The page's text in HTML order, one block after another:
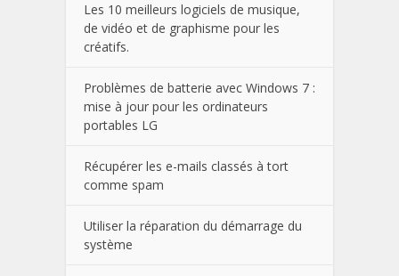
Les 10 meilleurs logiciels de musique,
de vidéo et de graphisme pour les
créatifs.
Problèmes de batterie avec Windows 7 :
mise à jour pour les ordinateurs
portables LG
Récupérer les e-mails classés à tort
comme spam
Utiliser la réparation du démarrage du
système